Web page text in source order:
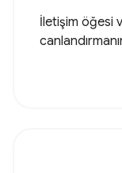
İletişim öğesi